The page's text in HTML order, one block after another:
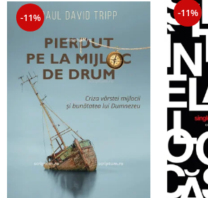
-11% -11%